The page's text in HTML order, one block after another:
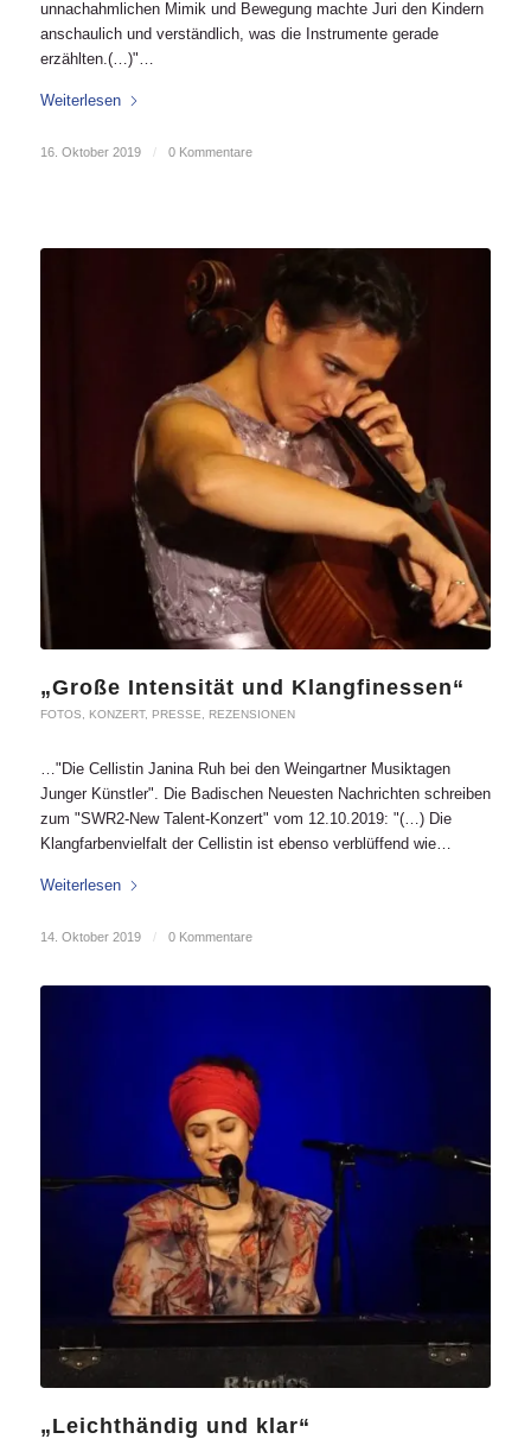
unnachahmlichen Mimik und Bewegung machte Juri den Kindern
anschaulich und verständlich, was die Instrumente gerade
erzählten.(…)"…
Weiterlesen
16. Oktober 2019 / 0 Kommentare
„Große Intensität und Klangfinessen“
FOTOS KONZERT, PRESSE REZENSIONEN
…"Die Cellistin Janina Ruh bei den Weingartner Musiktagen
Junger Künstler". Die Badischen Neuesten Nachrichten schreiben
zum "SWR2-New Talent-Konzert" vom 12.10.2019: "(…) Die
Klangfarbenvielfalt der Cellistin ist ebenso verblüffend wie…
Weiterlesen
14. Oktober 2019 / 0 Kommentare
„Leichthändig und klar“